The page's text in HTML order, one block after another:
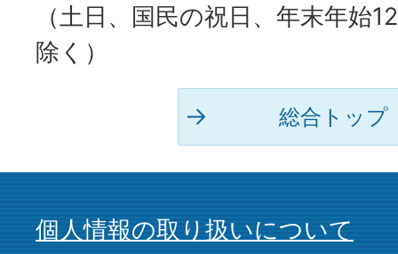
（土日、国民の祝日、年末年始
除く）
総合トップ
個人情報の取り扱いについて